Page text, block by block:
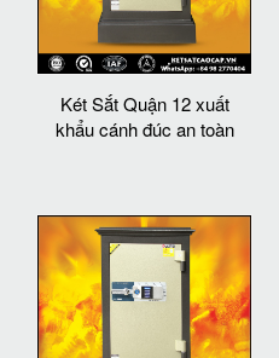
Két Sắt Quận 12 xuất
khẩu cánh đúc an toàn